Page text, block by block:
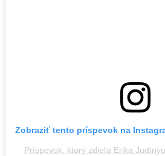
Zobraziť tento príspevok na
Príspevok, ktorý zdieľa Erika